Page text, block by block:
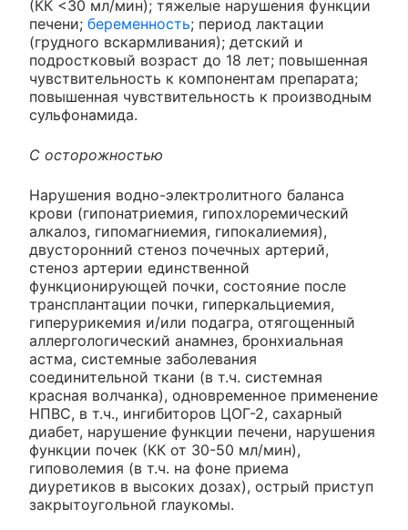
(КК <30 мл/мин); тяжелые нарушения функции
печени; беременность; период лактации
(грудного вскармливания); детский и
подростковый возраст до 18 лет; повышенная
чувствительность к компонентам препарата;
повышенная чувствительность к производным
сульфонамида.
С осторожностью
Нарушения водно-электролитного баланса
крови (гипонатриемия, гипохлоремический
алкалоз, гипомагниемия, гипокалиемия),
двусторонний стеноз почечных артерий,
стеноз артерии единственной
функционирующей почки, состояние после
трансплантации почки, гиперкальциемия,
гиперурикемия и/или подагра, отягощенный
аллергологический анамнез, бронхиальная
астма, системные заболевания
соединительной ткани (в т.ч. системная
красная волчанка), одновременное применение
НПВС, в т.ч., ингибиторов ЦОГ-2, сахарный
диабет, нарушение функции печени, нарушения
функции почек (КК от 30-50 мл/мин),
гиповолемия (в т.ч. на фоне приема
диуретиков в высоких дозах), острый приступ
закрытоугольной глаукомы.